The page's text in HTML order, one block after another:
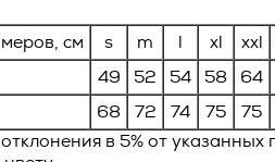
см s m l xl xxl
49 52 54 58 64
68 72 74 75 75
в 5% от указанных
полном и
(ИНН
адрес
Поля, д.